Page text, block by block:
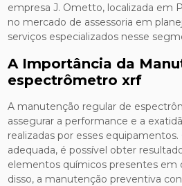
empresa J. Ometto, localizada em
no mercado de assessoria em
serviços especializados nesse
A Importância da
espectrômetro xrf
A manutenção regular de
assegurar a performance e a
realizadas por esses equipamentos.
adequada, é possível obter
elementos químicos presentes em
disso, a manutenção preventiva